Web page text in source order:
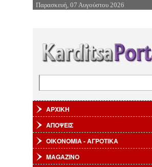
Επιστροφή στην Πλοήγηση
Παρασκευή, 07 Αυγούστου 2026
ΑΡΧΙΚΗ
ΑΠΟΨΕΙΣ
ΟΙΚΟΝΟΜΙΑ - ΑΓΡΟΤΙΚΑ
MAGAZINO